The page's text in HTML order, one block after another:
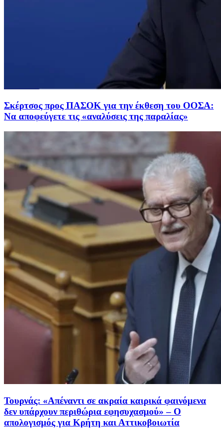
Σκέρτσος προς ΠΑΣΟΚ για την έκθεση του ΟΟΣΑ:
Να αποφεύγετε τις «αναλύσεις της παραλίας»
Τουρνάς: «Απέναντι σε ακραία καιρικά φαινόμενα
δεν υπάρχουν περιθώρια εφησυχασμού» – Ο
απολογισμός για Κρήτη και Αττικοβοιωτία